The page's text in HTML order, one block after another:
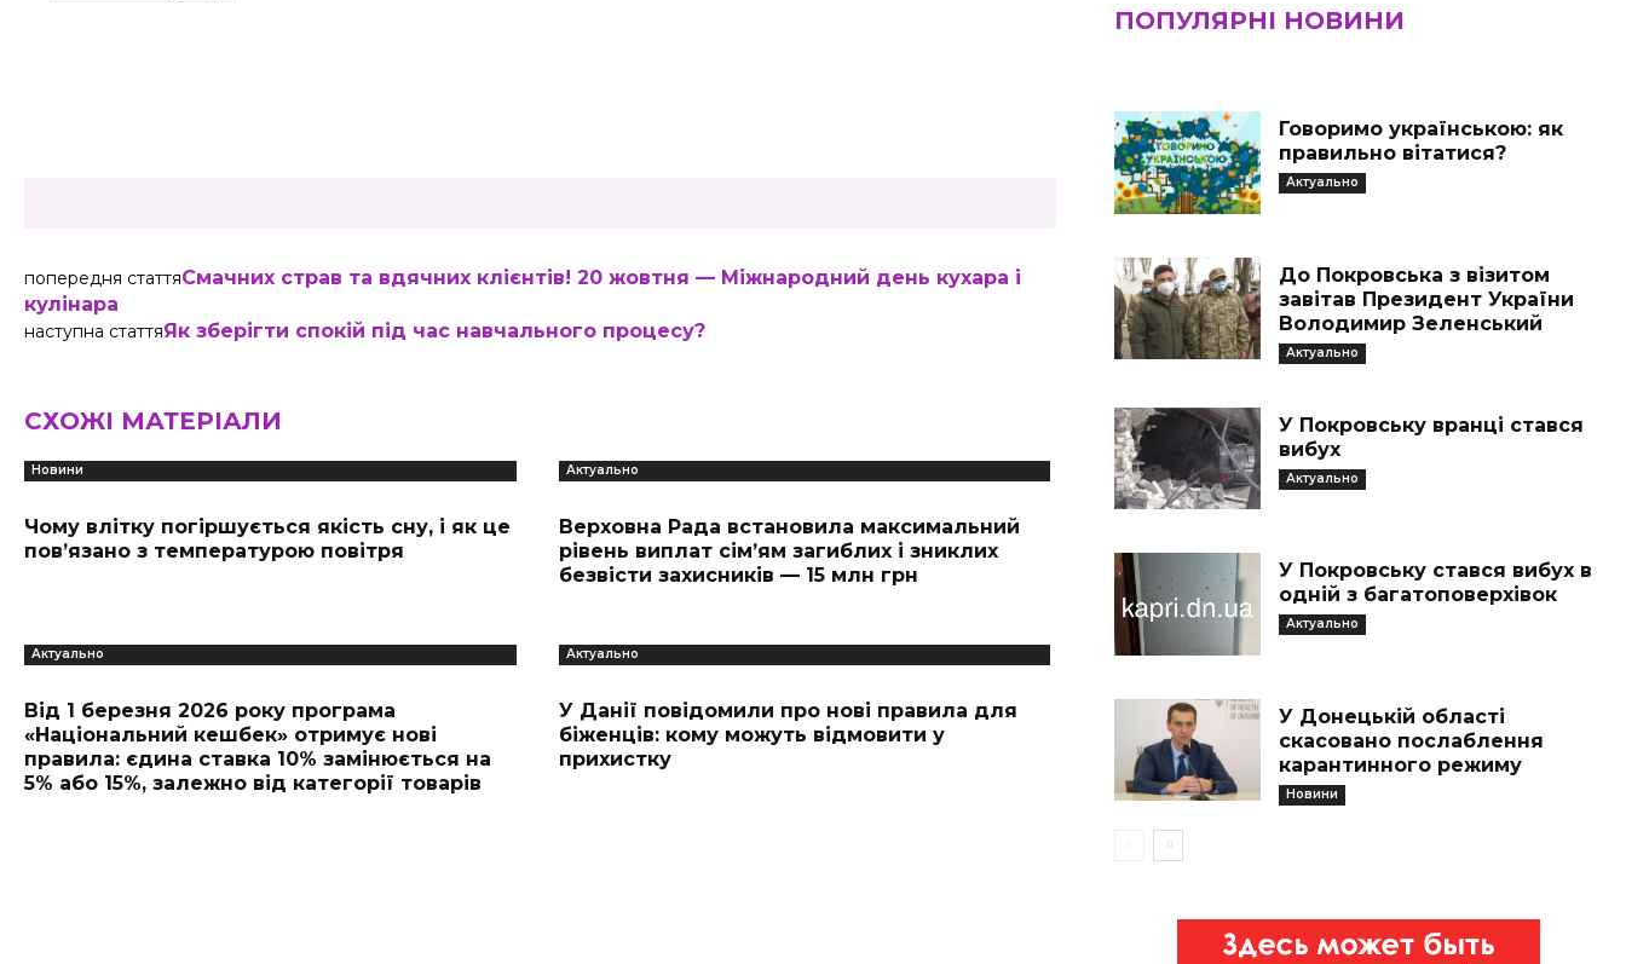
попередня статтяСмачних страв та вдячних клієнтів! 20 жовтня — Міжнародний день кухара і
кулінара
наступна статтяЯк зберігти спокій під час навчального процесу?
СХОЖІ МАТЕРІАЛИ
Новини
Чому влітку погіршується якість сну, і як це
пов’язано з температурою повітря
Актуально
Верховна Рада встановила максимальний
рівень виплат сім’ям загиблих і зниклих
безвісти захисників — 15 млн грн
Актуально
Від 1 березня 2026 року програма
«Національний кешбек» отримує нові
правила: єдина ставка 10% замінюється на
5% або 15%, залежно від категорії товарів
Актуально
У Данії повідомили про нові правила для
біженців: кому можуть відмовити у
прихистку
ПОПУЛЯРНІ НОВИНИ
Говоримо українською: як
правильно вітатися?
Актуально
До Покровська з візитом
завітав Президент України
Володимир Зеленський
Актуально
У Покровську вранці стався
вибух
Актуально
У Покровську стався вибух в
одній з багатоповерхівок
Актуально
У Донецькій області
скасовано послаблення
карантинного режиму
Новини